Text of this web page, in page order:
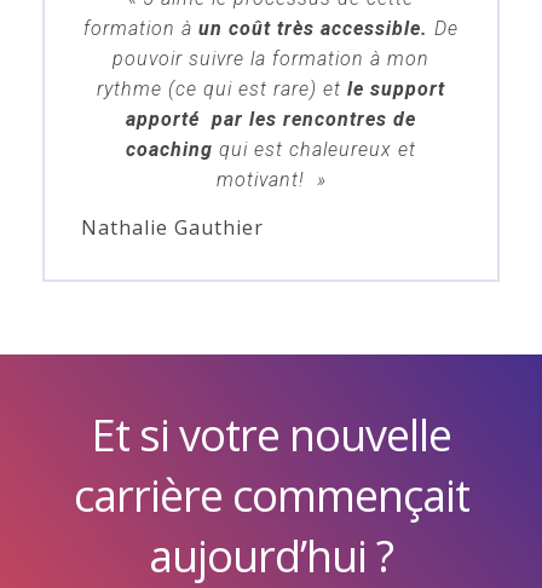
formation à un coût très accessible. De
pouvoir suivre la formation à mon
rythme (ce qui est rare) et le support
apporté par les rencontres de
coaching qui est chaleureux et
motivant! »
Nathalie Gauthier
Et si votre nouvelle
carrière commençait
aujourd’hui ?